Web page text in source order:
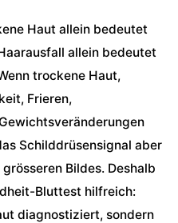
Haut allein bedeutet
allein bedeutet
trockene Haut,
Frieren,
Schilddrüsensignal aber
Bildes. Deshalb
Bluttest hilfreich:
diagnostiziert, sondern